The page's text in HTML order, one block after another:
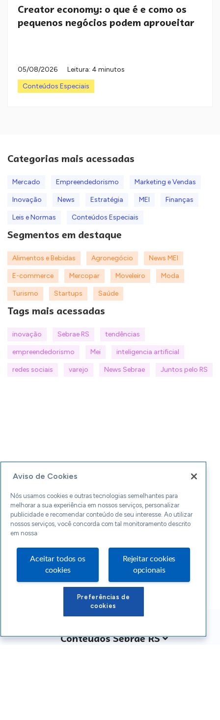
Creator economy: o que é e como os
pequenos negócios podem aproveitar
05/08/2026
Leitura: 4 minutos
Conteúdos Especiais
Categorias mais acessadas
Mercado Empreendedorismo Marketing e Vendas
Inovação News Estratégia MEI Finanças
Leis e Normas Conteúdos Especiais
Segmentos em destaque
Alimentos e Bebidas Agronegócio News MEI
E-commerce Mercopar Moveleiro Moda
Turismo Startups Saúde
Tags mais acessadas
inovação Sebrae RS tendências
empreendedorismo Mei inteligencia artificial
redes sociais varejo News Sebrae Juntos pelo RS
Conteúdos Sebrae RS
Aviso de Cookies
Nós usamos cookies e outras tecnologias semelhantes para
melhorar a sua experiência em nossos serviços, personalizar
publicidade e recomendar conteúdo de seu interesse. Ao utilizar
nossos serviços, você concorda com tal monitoramento descrito
em nossa
Aceitar todos os
cookies
Rejeitar cookies
opcionais
Preferências de
cookies